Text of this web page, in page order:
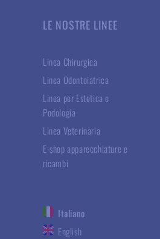
LE NOSTRE LINEE
Linea Chirurgica
Linea Odontoiatrica
Linea per Estetica e
Podologia
Linea Veterinaria
E-shop apparecchiature e
ricambi
Italiano
English